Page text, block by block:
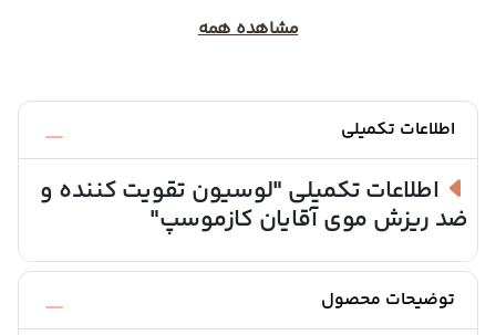
مشاهده همه
اطلاعات تکمیلی
اطلاعات تکمیلی "لوسیون تقویت کننده و
ضد ریزش موی آقایان کازموسپ"
توضیحات محصول